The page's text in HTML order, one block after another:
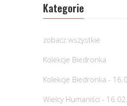
Kategorie
zobacz wszystkie
Kolekcje Biedronka
Kolekcje Biedronka -
Wielcy Humaniści -